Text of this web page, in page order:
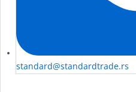
standard@standardtrade.rs